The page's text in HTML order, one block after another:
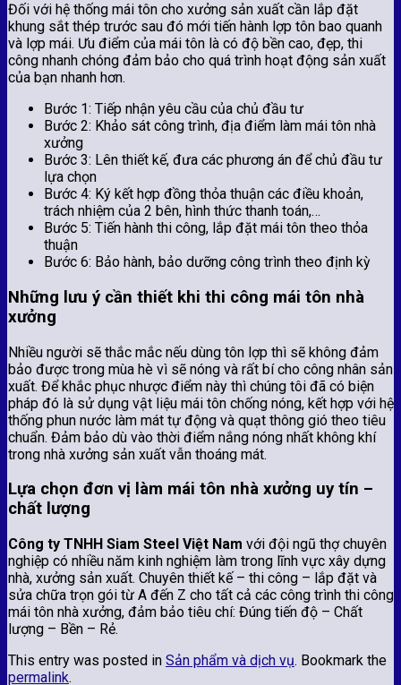
Đối với hệ thống mái tôn cho xưởng sản xuất cần lắp đặt
khung sắt thép trước sau đó mới tiến hành lợp tôn bao quanh
và lợp mái. Ưu điểm của mái tôn là có độ bền cao, đẹp, thi
công nhanh chóng đảm bảo cho quá trình hoạt động sản xuất
của bạn nhanh hơn.
Bước 1: Tiếp nhận yêu cầu của chủ đầu tư
Bước 2: Khảo sát công trình, địa điểm làm mái tôn nhà
xưởng
Bước 3: Lên thiết kế, đưa các phương án để chủ đầu tư
lựa chọn
Bước 4: Ký kết hợp đồng thỏa thuận các điều khoản,
trách nhiệm của 2 bên, hình thức thanh toán,…
Bước 5: Tiến hành thi công, lắp đặt mái tôn theo thỏa
thuận
Bước 6: Bảo hành, bảo dưỡng công trình theo định kỳ
Những lưu ý cần thiết khi thi công mái tôn nhà
xưởng
Nhiều người sẽ thắc mắc nếu dùng tôn lợp thì sẽ không đảm
bảo được trong mùa hè vì sẽ nóng và rất bí cho công nhân sản
xuất. Để khắc phục nhược điểm này thì chúng tôi đã có biện
pháp đó là sử dụng vật liệu mái tôn chống nóng, kết hợp với hệ
thống phun nước làm mát tự động và quạt thông gió theo tiêu
chuẩn. Đảm bảo dù vào thời điểm nắng nóng nhất không khí
trong nhà xưởng sản xuất vẫn thoáng mát.
Lựa chọn đơn vị làm mái tôn nhà xưởng uy tín –
chất lượng
Công ty TNHH Siam Steel Việt Nam với đội ngũ thợ chuyên
nghiệp có nhiều năm kinh nghiệm làm trong lĩnh vực xây dựng
nhà, xưởng sản xuất. Chuyên thiết kế – thi công – lắp đặt và
sửa chữa trọn gói từ A đến Z cho tất cả các công trình thi công
mái tôn nhà xưởng, đảm bảo tiêu chí: Đúng tiến độ – Chất
lượng – Bền – Rẻ.
This entry was posted in Sản phẩm và dịch vụ. Bookmark the
permalink.